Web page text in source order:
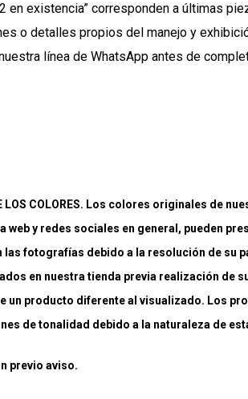
en existencia” corresponden a últimas
o detalles propios del manejo y
línea de WhatsApp antes de
LOS COLORES. Los colores originales de
web y redes sociales en general, pueden
las fotografías debido a la resolución de su
en nuestra tienda previa realización de
un producto diferente al visualizado. Los
de tonalidad debido a la naturaleza de
previo aviso.